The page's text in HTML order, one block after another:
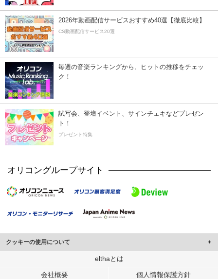
2026年動画配信サービスおすすめ40選【徹底比較】
CS動画配信サービス20選
毎週の音楽ランキングから、ヒットの推移をチェッ
ク！
試写会、登壇イベント、サインチェキなどプレゼン
ト！
プレゼント特集
オリコングループサイト
クッキーの使用について
このサイトでは Cookie を使用して、ユーザーに合わせたコンテンツや広告の
行っています。
elthaとは
会社概要 個人情報保護方針